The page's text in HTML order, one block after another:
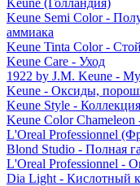
Keune (Голландия)
Keune Semi Color -
аммиака
Keune Tinta Color -
Keune Care - Уход
1922 by J.M. Keune -
Keune - Оксиды,
Keune Style -
Keune Color
L'Oreal Professionnel
Blond Studio - Полная
L'Oreal Professionnel -
Dia Light - Кислотный